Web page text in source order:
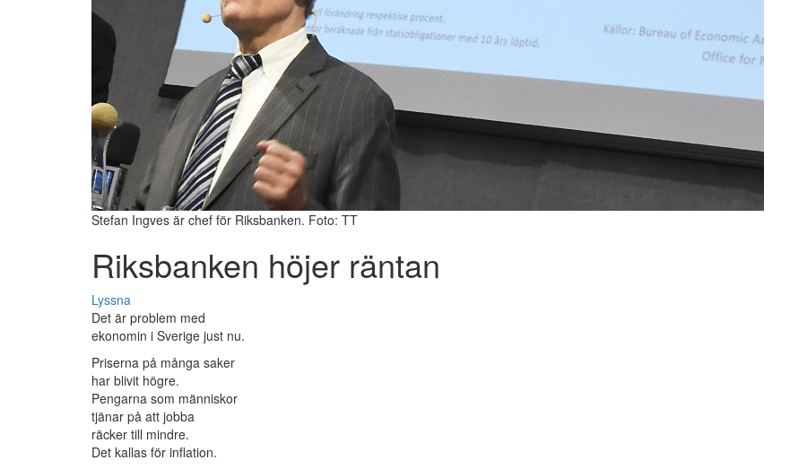
Stefan Ingves är chef för Riksbanken. Foto: TT
Riksbanken höjer räntan
Lyssna
Det är problem med
ekonomin i Sverige just nu.
Priserna på många saker
har blivit högre.
Pengarna som människor
tjänar på att jobba
räcker till mindre.
Det kallas för inflation.